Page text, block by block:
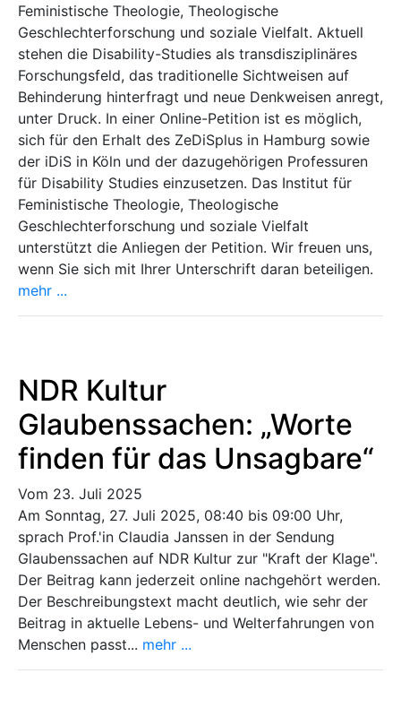
Feministische Theologie, Theologische
Geschlechterforschung und soziale Vielfalt. Aktuell
stehen die Disability-Studies als transdisziplinäres
Forschungsfeld, das traditionelle Sichtweisen auf
Behinderung hinterfragt und neue Denkweisen anregt,
unter Druck. In einer Online-Petition ist es möglich,
sich für den Erhalt des ZeDiSplus in Hamburg sowie
der iDiS in Köln und der dazugehörigen Professuren
für Disability Studies einzusetzen. Das Institut für
Feministische Theologie, Theologische
Geschlechterforschung und soziale Vielfalt
unterstützt die Anliegen der Petition. Wir freuen uns,
wenn Sie sich mit Ihrer Unterschrift daran beteiligen.
mehr ...
NDR Kultur
Glaubenssachen: „Worte
finden für das Unsagbare“
Vom 23. Juli 2025
Am Sonntag, 27. Juli 2025, 08:40 bis 09:00 Uhr,
sprach Prof.'in Claudia Janssen in der Sendung
Glaubenssachen auf NDR Kultur zur "Kraft der Klage".
Der Beitrag kann jederzeit online nachgehört werden.
Der Beschreibungstext macht deutlich, wie sehr der
Beitrag in aktuelle Lebens- und Welterfahrungen von
Menschen passt... mehr ...